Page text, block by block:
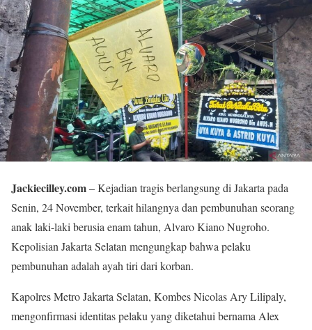
Jackiecilley.com– Kejadian tragis berlangsung di Jakarta pada
Senin, 24 November, terkait hilangnya dan pembunuhan seorang
anak laki-laki berusia enam tahun, Alvaro Kiano Nugroho.
Kepolisian Jakarta Selatan mengungkap bahwa pelaku
pembunuhan adalah ayah tiri dari korban.
Kapolres Metro Jakarta Selatan, Kombes Nicolas Ary Lilipaly,
mengonfirmasi identitas pelaku yang diketahui bernama Alex